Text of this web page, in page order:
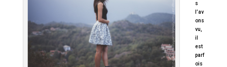
s
l’av
ons
vu,
il
est
parf
ois